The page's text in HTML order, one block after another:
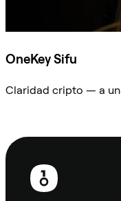
OneKey Sifu
Claridad cripto — a
Pie